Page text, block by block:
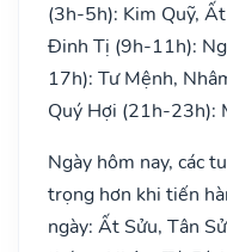
(3h-5h): Kim Quỹ,
Đinh Tị (9h-11h):
17h): Tư Mệnh,
Quý Hợi (21h-23h):
Ngày hôm nay, các
trọng hơn khi tiến
ngày: Ất Sửu, Tân